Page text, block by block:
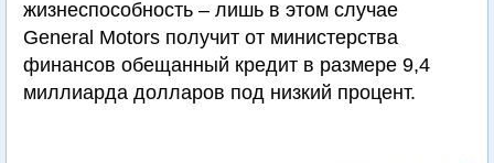
жизнеспособность – лишь в этом случае
General Motors получит от министерства
финансов обещанный кредит в размере 9,4
миллиарда долларов под низкий процент.